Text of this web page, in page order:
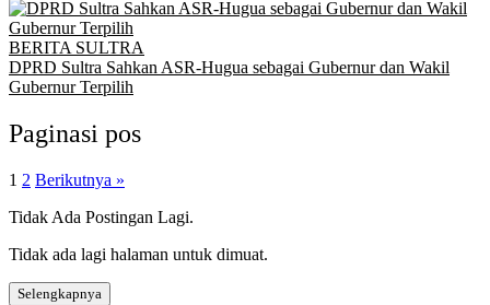
BERITA SULTRA
DPRD Sultra Sahkan ASR-Hugua sebagai Gubernur dan Wakil
Gubernur Terpilih
Paginasi pos
1 2 Berikutnya »
Tidak Ada Postingan Lagi.
Tidak ada lagi halaman untuk dimuat.
Selengkapnya